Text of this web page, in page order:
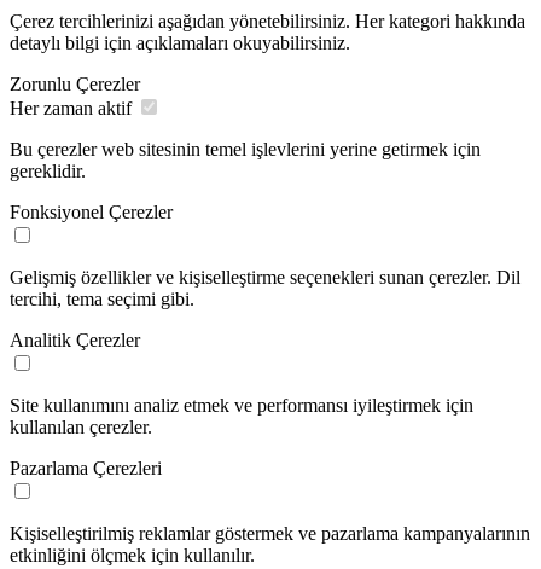
Çerez tercihlerinizi aşağıdan yönetebilirsiniz. Her kategori hakkında
detaylı bilgi için açıklamaları okuyabilirsiniz.
Zorunlu Çerezler
Her zaman aktif
Bu çerezler web sitesinin temel işlevlerini yerine getirmek için
gereklidir.
Fonksiyonel Çerezler
Gelişmiş özellikler ve kişiselleştirme seçenekleri sunan çerezler. Dil
tercihi, tema seçimi gibi.
Analitik Çerezler
Site kullanımını analiz etmek ve performansı iyileştirmek için
kullanılan çerezler.
Pazarlama Çerezleri
Kişiselleştirilmiş reklamlar göstermek ve pazarlama kampanyalarının
etkinliğini ölçmek için kullanılır.